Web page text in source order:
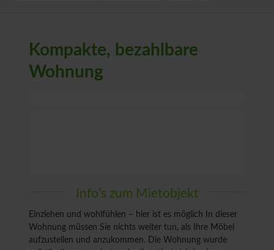
Kompakte, bezahlbare
Wohnung
Info’s zum Mietobjekt
Einziehen und wohlfühlen – hier ist es möglich In dieser
Wohnung müssen Sie nichts weiter tun, als Ihre Möbel
aufzustellen und anzukommen. Die Wohnung wurde